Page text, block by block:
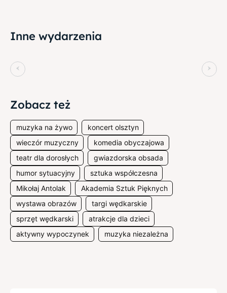
Inne wydarzenia
Zobacz też
muzyka na żywo
koncert olsztyn
wieczór muzyczny
komedia obyczajowa
teatr dla dorosłych
gwiazdorska obsada
humor sytuacyjny
sztuka współczesna
Mikołaj Antolak
Akademia Sztuk Pięknych
wystawa obrazów
targi wędkarskie
sprzęt wędkarski
atrakcje dla dzieci
aktywny wypoczynek
muzyka niezależna